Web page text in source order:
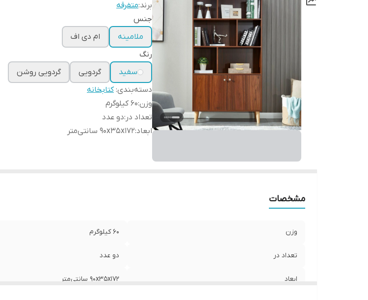
برند:متفرقه
جنس
ملامینه
ام دی اف
رنگ
سفید
گردویی
گردویی روشن
دسته‌بندی:کتابخانه
وزن:60 کیلوگرم
تعداد در :دو عدد
ابعاد:90x35x172 سانتی‌متر
مشخصات
وزن 60 کیلوگرم
تعداد در دو عدد
ابعاد 90x35x172 سانتی‌متر